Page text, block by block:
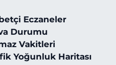
Eczaneler
Durumu
Vakitleri
Yoğunluk Haritası